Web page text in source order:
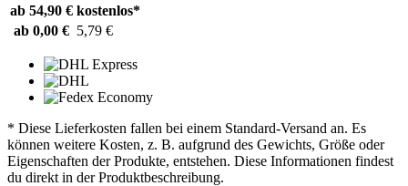
ab 54,90 € kostenlos*
ab 0,00 € 5,79 €
* Diese Lieferkosten fallen bei einem Standard-Versand an. Es
können weitere Kosten, z. B. aufgrund des Gewichts, Größe oder
Eigenschaften der Produkte, entstehen. Diese Informationen findest
du direkt in der Produktbeschreibung.